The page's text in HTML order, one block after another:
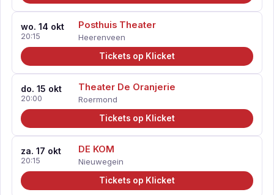
wo. 14 okt
20:15
Posthuis Theater
Heerenveen
Tickets op Klicket
do. 15 okt
20:00
Theater De Oranjerie
Roermond
Tickets op Klicket
za. 17 okt
20:15
DE KOM
Nieuwegein
Tickets op Klicket